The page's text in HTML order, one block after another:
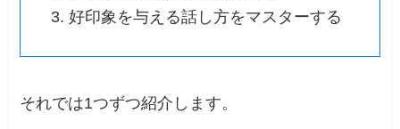
好印象を与える話し方をマスターする
それでは1つずつ紹介します。